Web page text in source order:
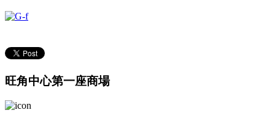
旺角中心第一座商場